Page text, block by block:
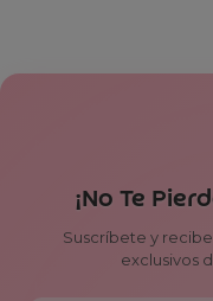
¡No Te
Suscríbete y
exclusivos